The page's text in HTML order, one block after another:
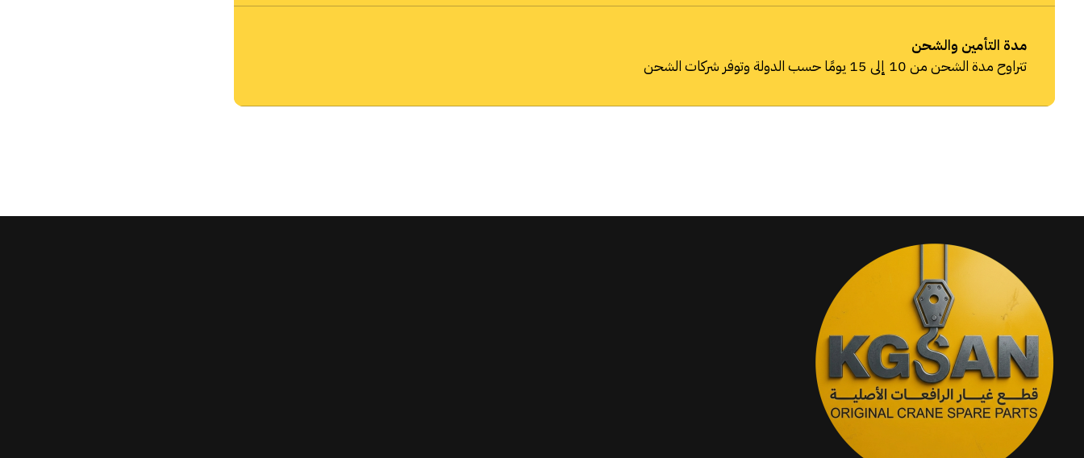
مدة التأمين والشحن
تتراوح مدة الشحن من 10 إلى 15 يومًا حسب الدولة وتوفر شركات الشحن